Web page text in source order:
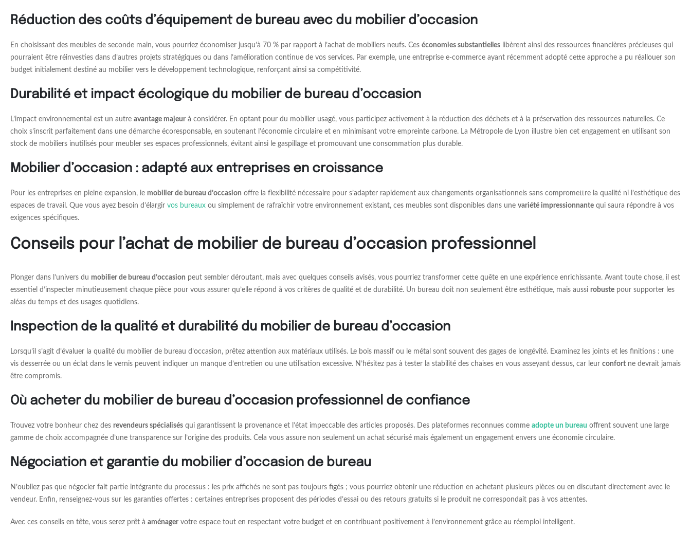
Réduction des coûts d’équipement de bureau avec du mobilier d’occasion
En choisissant des meubles de seconde main, vous pourriez économiser jusqu’à 70 % par rapport à l’achat de mobiliers neufs. Ces économies substantielles libèrent ainsi des ressources financières précieuses qui
pourraient être réinvesties dans d’autres projets stratégiques ou dans l’amélioration continue de vos services. Par exemple, une entreprise e-commerce ayant récemment adopté cette approche a pu réallouer son
budget initialement destiné au mobilier vers le développement technologique, renforçant ainsi sa compétitivité.
Durabilité et impact écologique du mobilier de bureau d’occasion
L’impact environnemental est un autre avantage majeur à considérer. En optant pour du mobilier usagé, vous participez activement à la réduction des déchets et à la préservation des ressources naturelles. Ce
choix s’inscrit parfaitement dans une démarche écoresponsable, en soutenant l’économie circulaire et en minimisant votre empreinte carbone. La Métropole de Lyon illustre bien cet engagement en utilisant son
stock de mobiliers inutilisés pour meubler ses espaces professionnels, évitant ainsi le gaspillage et promouvant une consommation plus durable.
Mobilier d’occasion : adapté aux entreprises en croissance
Pour les entreprises en pleine expansion, le mobilier de bureau d’occasion offre la flexibilité nécessaire pour s’adapter rapidement aux changements organisationnels sans compromettre la qualité ni l’esthétique des
espaces de travail. Que vous ayez besoin d’élargir vos bureaux ou simplement de rafraîchir votre environnement existant, ces meubles sont disponibles dans une variété impressionnante qui saura répondre à vos
exigences spécifiques.
Conseils pour l’achat de mobilier de bureau d’occasion professionnel
Plonger dans l’univers du mobilier de bureau d’occasion peut sembler déroutant, mais avec quelques conseils avisés, vous pourriez transformer cette quête en une expérience enrichissante. Avant toute chose, il est
essentiel d’inspecter minutieusement chaque pièce pour vous assurer qu’elle répond à vos critères de qualité et de durabilité. Un bureau doit non seulement être esthétique, mais aussi robuste pour supporter les
aléas du temps et des usages quotidiens.
Inspection de la qualité et durabilité du mobilier de bureau d’occasion
Lorsqu’il s’agit d’évaluer la qualité du mobilier de bureau d’occasion, prêtez attention aux matériaux utilisés. Le bois massif ou le métal sont souvent des gages de longévité. Examinez les joints et les finitions : une
vis desserrée ou un éclat dans le vernis peuvent indiquer un manque d’entretien ou une utilisation excessive. N’hésitez pas à tester la stabilité des chaises en vous asseyant dessus, car leur confort ne devrait jamais
être compromis.
Où acheter du mobilier de bureau d’occasion professionnel de confiance
Trouvez votre bonheur chez des revendeurs spécialisés qui garantissent la provenance et l’état impeccable des articles proposés. Des plateformes reconnues comme adopte un bureau offrent souvent une large
gamme de choix accompagnée d’une transparence sur l’origine des produits. Cela vous assure non seulement un achat sécurisé mais également un engagement envers une économie circulaire.
Négociation et garantie du mobilier d’occasion de bureau
N’oubliez pas que négocier fait partie intégrante du processus : les prix affichés ne sont pas toujours figés ; vous pourriez obtenir une réduction en achetant plusieurs pièces ou en discutant directement avec le
vendeur. Enfin, renseignez-vous sur les garanties offertes : certaines entreprises proposent des périodes d’essai ou des retours gratuits si le produit ne correspondait pas à vos attentes.
Avec ces conseils en tête, vous serez prêt à aménager votre espace tout en respectant votre budget et en contribuant positivement à l’environnement grâce au réemploi intelligent.